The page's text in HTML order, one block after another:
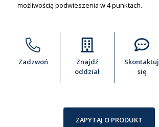
możliwością podwieszenia w 4 punktach.
Zadzwoń
Znajdź
oddział
Skontaktuj
się
ZAPYTAJ O PRODUKT